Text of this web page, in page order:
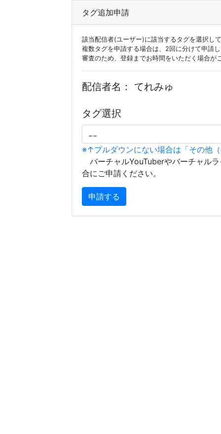
タグ追加申請
該当配信者(ユーザー)に該当するタグを選択し
複数タグを申請する場合は、2回に分けて申請
審査のため、登録までお時間をいただく場合が
配信者名： てれみゅ
タグ選択
※↑プルダウンにない場合は「その他
バーチャルYouTuberやバーチャル
合にご申請ください。
申請する